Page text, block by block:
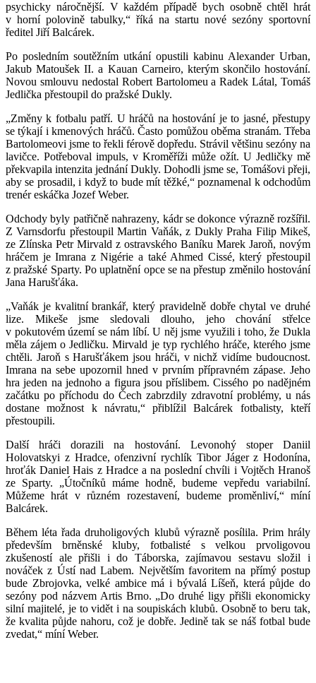
psychicky náročnější. V každém případě bych osobně chtěl hrát
v horní polovině tabulky,“ říká na startu nové sezóny sportovní
ředitel Jiří Balcárek.
Po posledním soutěžním utkání opustili kabinu Alexander Urban,
Jakub Matoušek II. a Kauan Carneiro, kterým skončilo hostování.
Novou smlouvu nedostal Robert Bartolomeu a Radek Látal, Tomáš
Jedlička přestoupil do pražské Dukly.
„Změny k fotbalu patří. U hráčů na hostování je to jasné, přestupy
se týkají i kmenových hráčů. Často pomůžou oběma stranám. Třeba
Bartolomeovi jsme to řekli férově dopředu. Strávil většinu sezóny na
lavičce. Potřeboval impuls, v Kroměříži může ožít. U Jedličky mě
překvapila intenzita jednání Dukly. Dohodli jsme se, Tomášovi přeji,
aby se prosadil, i když to bude mít těžké,“ poznamenal k odchodům
trenér eskáčka Jozef Weber.
Odchody byly patřičně nahrazeny, kádr se dokonce výrazně rozšířil.
Z Varnsdorfu přestoupil Martin Vaňák, z Dukly Praha Filip Mikeš,
ze Zlínska Petr Mirvald z ostravského Baníku Marek Jaroň, novým
hráčem je Imrana z Nigérie a také Ahmed Cissé, který přestoupil
z pražské Sparty. Po uplatnění opce se na přestup změnilo hostování
Jana Harušťáka.
„Vaňák je kvalitní brankář, který pravidelně dobře chytal ve druhé
lize. Mikeše jsme sledovali dlouho, jeho chování střelce
v pokutovém území se nám líbí. U něj jsme využili i toho, že Dukla
měla zájem o Jedličku. Mirvald je typ rychlého hráče, kterého jsme
chtěli. Jaroň s Harušťákem jsou hráči, v nichž vidíme budoucnost.
Imrana na sebe upozornil hned v prvním přípravném zápase. Jeho
hra jeden na jednoho a figura jsou příslibem. Cissého po nadějném
začátku po příchodu do Čech zabrzdily zdravotní problémy, u nás
dostane možnost k návratu,“ přiblížil Balcárek fotbalisty, kteří
přestoupili.
Další hráči dorazili na hostování. Levonohý stoper Daniil
Holovatskyi z Hradce, ofenzivní rychlík Tibor Jáger z Hodonína,
hroťák Daniel Hais z Hradce a na poslední chvíli i Vojtěch Hranoš
ze Sparty. „Útočníků máme hodně, budeme vepředu variabilní.
Můžeme hrát v různém rozestavení, budeme proměnliví,“ míní
Balcárek.
Během léta řada druholigových klubů výrazně posílila. Prim hrály
především brněnské kluby, fotbalisté s velkou prvoligovou
zkušeností ale přišli i do Táborska, zajímavou sestavu složil i
nováček z Ústí nad Labem. Největším favoritem na přímý postup
bude Zbrojovka, velké ambice má i bývalá Líšeň, která půjde do
sezóny pod názvem Artis Brno. „Do druhé ligy přišli ekonomicky
silní majitelé, je to vidět i na soupiskách klubů. Osobně to beru tak,
že kvalita půjde nahoru, což je dobře. Jedině tak se náš fotbal bude
zvedat,“ míní Weber.